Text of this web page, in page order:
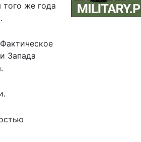
того же года
Запада